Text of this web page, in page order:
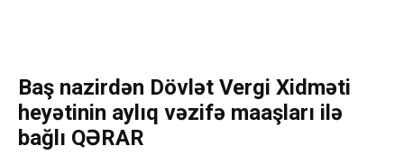
Baş nazirdən Dövlət Vergi Xidməti
heyətinin aylıq vəzifə maaşları ilə
bağlı QƏRAR